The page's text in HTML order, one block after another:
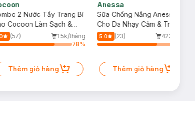
2 Nước Tẩy Trang Bí
Cocoon Làm Sạch &
Dầu 500ml
(57)
1.5k/tháng
78%
Thêm giỏ hàng
Anessa
Sữa Chống Nắng Anessa
Cho Da Nhạy Cảm & Trẻ Em
60ml (Mới)
5.0 (23)
423/tháng
Thêm giỏ hàng